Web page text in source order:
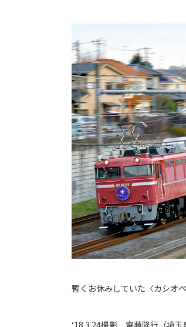
暫くお休みしていた〈カシオ